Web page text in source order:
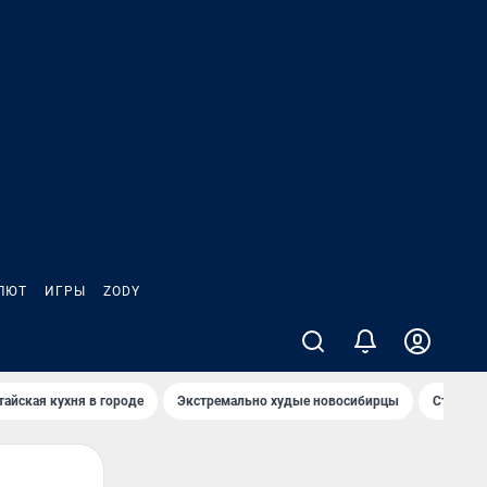
ИГРЫ ZODY
кухня в городе Экстремально худые новосибирцы Старт